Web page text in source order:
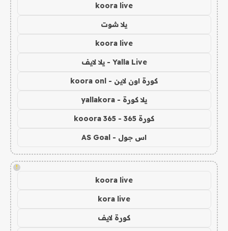
koora live
يلا شوت
koora live
Yalla Live - يلا لايف
كورة اون لاين - koora onl
يلا كورة - yallakora
كورة 365 - kooora 365
اس جول - AS Goal
!
koora live
kora live
كورة لايف